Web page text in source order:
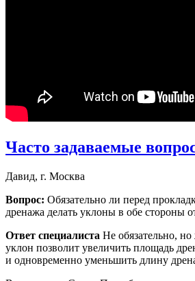
Часто задаваемые
Давид, г. Москва
Вопрос: Обязательно ли перед
дренажа делать уклоны в обе стороны
Ответ специалиста Не обязательно, но
уклон позволит увеличить площадь
и одновременно уменьшить длину